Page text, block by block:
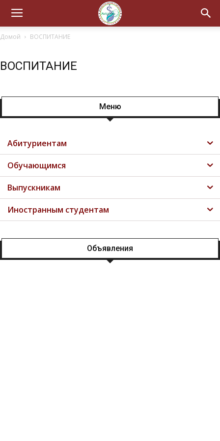
Домой ВОСПИТАНИЕ
ВОСПИТАНИЕ
Меню
Абитуриентам
Обучающимся
Выпускникам
Иностранным студентам
Объявления